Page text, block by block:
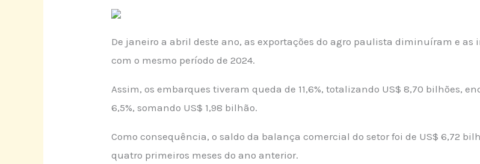
De janeiro a abril deste ano, as exportações do agro paulista diminuíram e
com o mesmo período de 2024.
Assim, os embarques tiveram queda de 11,6%, totalizando US$ 8,70 bilhões,
6,5%, somando US$ 1,98 bilhão.
Como consequência, o saldo da balança comercial do setor foi de US$ 6,72
quatro primeiros meses do ano anterior.